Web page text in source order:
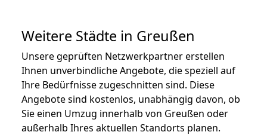
Weitere Städte in Greußen
Unsere geprüften Netzwerkpartner erstellen
Ihnen unverbindliche Angebote, die speziell auf
Ihre Bedürfnisse zugeschnitten sind. Diese
Angebote sind kostenlos, unabhängig davon, ob
Sie einen Umzug innerhalb von Greußen oder
außerhalb Ihres aktuellen Standorts planen.